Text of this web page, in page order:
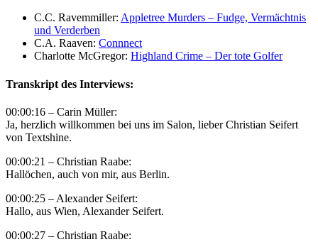
C.C. Ravemmiller: Appletree Murders – Fudge, Vermächtnis
und Verderben
C.A. Raaven: Connnect
Charlotte McGregor: Highland Crime – Der tote Golfer
Transkript des Interviews:
00:00:16 – Carin Müller:
Ja, herzlich willkommen bei uns im Salon, lieber Christian Seifert
von Textshine.
00:00:21 – Christian Raabe:
Hallöchen, auch von mir, aus Berlin.
00:00:25 – Alexander Seifert:
Hallo, aus Wien, Alexander Seifert.
00:00:27 – Christian Raabe: